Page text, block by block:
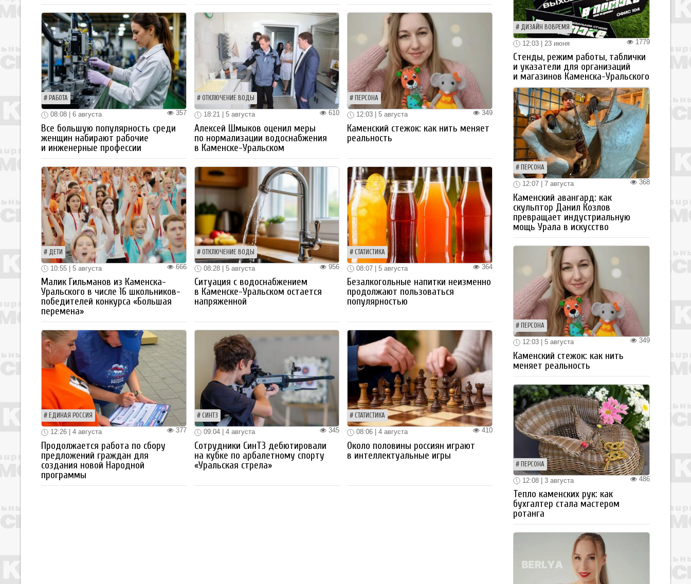
РАБОТА
357
08:08 | 6 августа
Все большую популярность среди
женщин набирают рабочие
и инженерные профессии
ОТКЛЮЧЕНИЕ ВОДЫ
610
18:21 | 5 августа
Алексей Шмыков оценил меры
по нормализации водоснабжения
в Каменске-Уральском
ПЕРСОНА
349
12:03 | 5 августа
Каменский стежок: как нить меняет
реальность
ДЕТИ
666
10:55 | 5 августа
Малик Гильманов из Каменска-
Уральского в числе 16 школьников-
победителей конкурса «Большая
перемена»
ОТКЛЮЧЕНИЕ ВОДЫ
956
08:28 | 5 августа
Ситуация с водоснабжением
в Каменске-Уральском остается
напряженной
СТАТИСТИКА
364
08:07 | 5 августа
Безалкогольные напитки неизменно
продолжают пользоваться
популярностью
ЕДИНАЯ РОССИЯ
377
12:26 | 4 августа
Продолжается работа по сбору
предложений граждан для
создания новой Народной
программы
СИНТЗ
345
09:04 | 4 августа
Сотрудники СинТЗ дебютировали
на кубке по арбалетному спорту
«Уральская стрела»
СТАТИСТИКА
410
08:06 | 4 августа
Около половины россиян играют
в интеллектуальные игры
ДИЗАЙН ВОВРЕМЯ
1779
12:03 | 23 июня
Стенды, режим работы, таблички
и указатели для организаций
и магазинов Каменска-Уральского
ПЕРСОНА
368
12:07 | 7 августа
Каменский авангард: как
скульптор Данил Козлов
превращает индустриальную
мощь Урала в искусство
ПЕРСОНА
349
12:03 | 5 августа
Каменский стежок: как нить
меняет реальность
ПЕРСОНА
486
12:08 | 3 августа
Тепло каменских рук: как
бухгалтер стала мастером
ротанга